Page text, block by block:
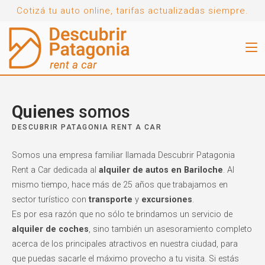
content
Cotizá tu auto online, tarifas actualizadas siempre.
Home
Quienes somos
DESCUBRIR PATAGONIA RENT A CAR
Somos una empresa familiar llamada Descubrir Patagonia
Rent a Car dedicada al alquiler de autos en Bariloche. Al
mismo tiempo, hace más de 25 años que trabajamos en
sector turístico con transporte y excursiones.
Es por esa razón que no sólo te brindamos un servicio de
alquiler de coches, sino también un asesoramiento completo
acerca de los principales atractivos en nuestra ciudad, para
que puedas sacarle el máximo provecho a tu visita. Si estás